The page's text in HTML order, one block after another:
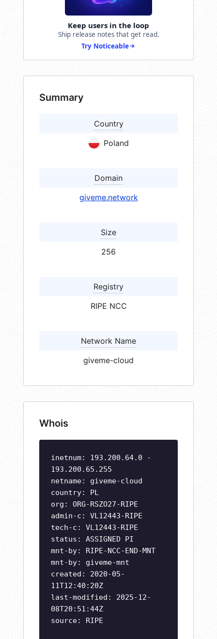
Keep users in the loop
Ship release notes that get read.
Try Noticeable
Summary
Country
Poland
Domain
giveme.network
Size
256
Registry
RIPE NCC
Network Name
giveme-cloud
Whois
inetnum: 193.200.64.0 -
193.200.65.255
netname: giveme-cloud
country: PL
org: ORG-RSZO27-RIPE
admin-c: VL12443-RIPE
tech-c: VL12443-RIPE
status: ASSIGNED PI
mnt-by: RIPE-NCC-END-MNT
mnt-by: giveme-mnt
created: 2020-05-
11T12:40:20Z
last-modified: 2025-12-
08T20:51:44Z
source: RIPE